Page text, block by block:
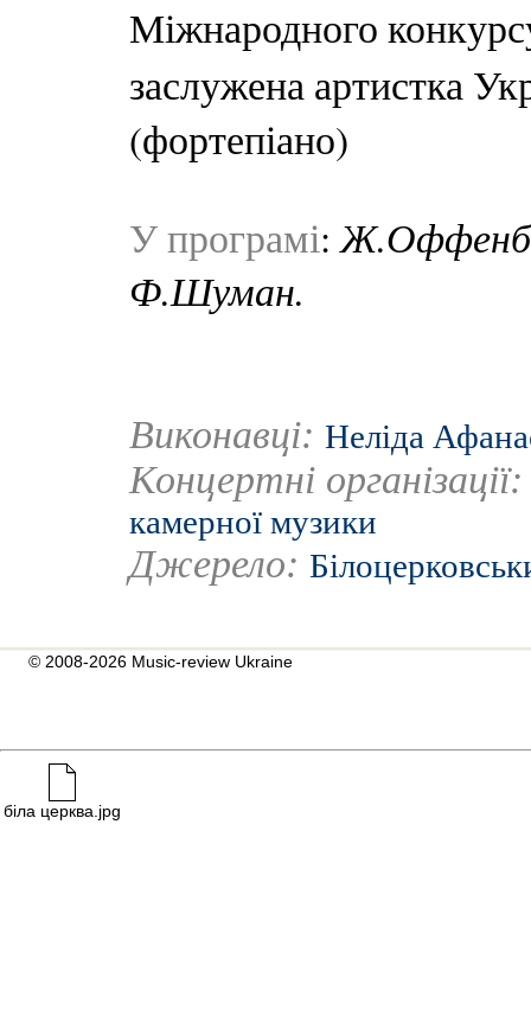
Міжнародного
заслужена артистка
(фортепіано)
У програмі:
Ф.Шуман.
Виконавці: Неліда
Концертні
камерної музики
Джерело:
© 2008-2026 Music-review Ukraine
біла церква.jpg